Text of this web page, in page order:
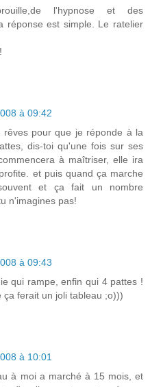
l'hypnose et des
réponse est simple. Le ratelier
à 09:42
pour que je réponde à la
dis-toi qu'une fois sur ses
à maîtriser, elle ira
et puis quand ça marche
et ça fait un nombre
n'imagines pas!
à 09:43
qui rampe, enfin qui 4 pattes !
ferait un joli tableau ;o)))
à 10:01
à moi a marché à 15 mois, et